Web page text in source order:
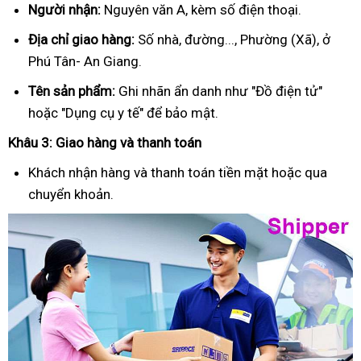
Người nhận: Nguyên văn A, kèm số điện thoại.
Địa chỉ giao hàng: Số nhà, đường..., Phường (Xã), ở
Phú Tân- An Giang.
Tên sản phẩm: Ghi nhãn ẩn danh như "Đồ điện tử"
hoặc "Dụng cụ y tế" để bảo mật.
Khâu 3: Giao hàng và thanh toán
Khách nhận hàng và thanh toán tiền mặt hoặc qua
chuyển khoản.